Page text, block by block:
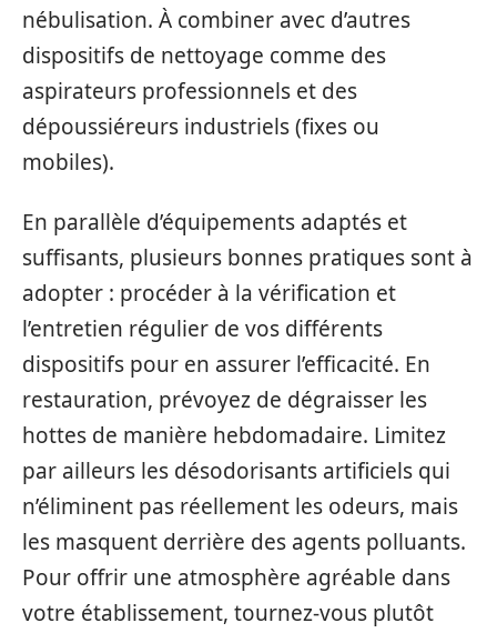
nébulisation. À combiner avec d’autres
dispositifs de nettoyage comme des
aspirateurs professionnels et des
dépoussiéreurs industriels (fixes ou
mobiles).
En parallèle d’équipements adaptés et
suffisants, plusieurs bonnes pratiques sont à
adopter : procéder à la vérification et
l’entretien régulier de vos différents
dispositifs pour en assurer l’efficacité. En
restauration, prévoyez de dégraisser les
hottes de manière hebdomadaire. Limitez
par ailleurs les désodorisants artificiels qui
n’éliminent pas réellement les odeurs, mais
les masquent derrière des agents polluants.
Pour offrir une atmosphère agréable dans
votre établissement, tournez-vous plutôt